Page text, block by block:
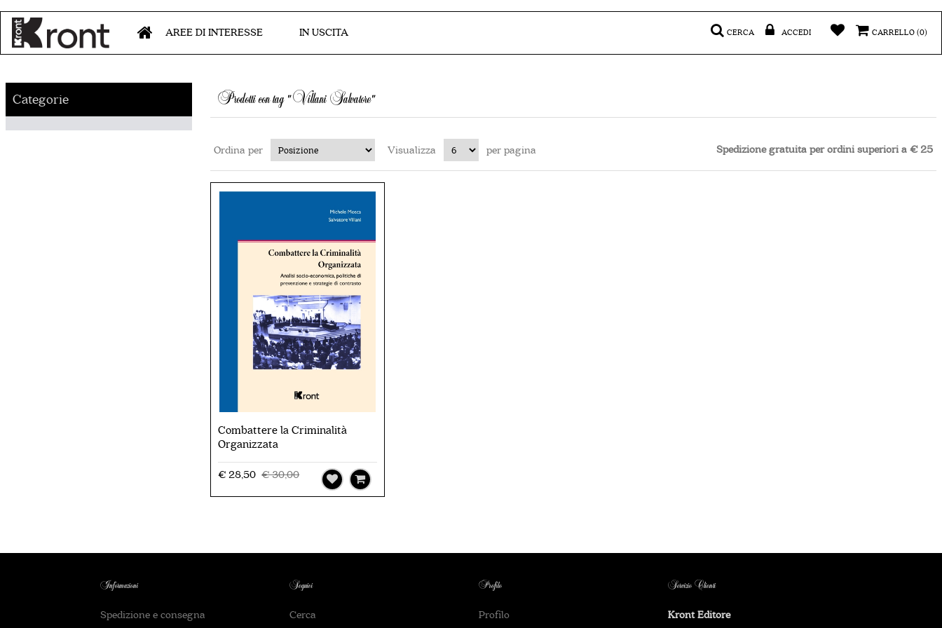
AREE DI INTERESSE IN USCITA CERCA ACCEDI CARRELLO (0)
Categorie Prodotti con tag "Villani Salvatore"
Ordina per Visualizza per pagina Spedizione gratuita per ordini superiori a € 25
Combattere la Criminalità
Organizzata
€ 28,50 € 30,00
Informazioni
Spedizione e consegna
Seguici
Cerca
Profilo
Profilo
Servizio Clienti
Kront Editore